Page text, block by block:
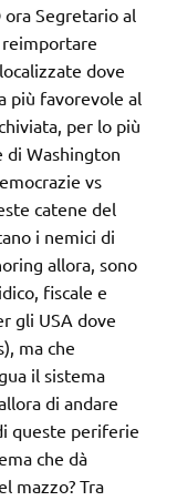
ora Segretario al
reimportare
dove
più favorevole al
per lo più
di Washington
vs
catene del
i nemici di
allora, sono
fiscale e
gli USA dove
ma che
il sistema
di andare
queste periferie
che dà
mazzo? Tra